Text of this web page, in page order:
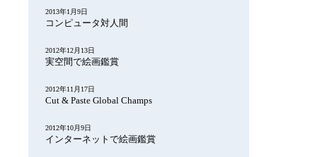
2013年1月9日
コンピュータ対人間
2012年12月13日
実空間で絵画鑑賞
2012年11月17日
Cut & Paste Global Champs
2012年10月9日
インターネットで絵画鑑賞